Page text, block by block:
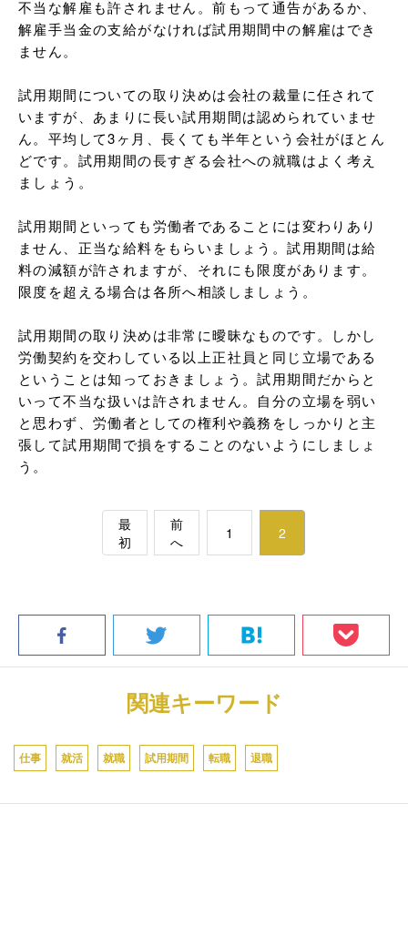
不当な解雇も許されません。前もって通告があるか、
解雇手当金の支給がなければ試用期間中の解雇はでき
ません。
試用期間についての取り決めは会社の裁量に任されて
いますが、あまりに長い試用期間は認められていませ
ん。平均して3ヶ月、長くても半年という会社がほとん
どです。試用期間の長すぎる会社への就職はよく考え
ましょう。
試用期間といっても労働者であることには変わりあり
ません、正当な給料をもらいましょう。試用期間は給
料の減額が許されますが、それにも限度があります。
限度を超える場合は各所へ相談しましょう。
試用期間の取り決めは非常に曖昧なものです。しかし
労働契約を交わしている以上正社員と同じ立場である
ということは知っておきましょう。試用期間だからと
いって不当な扱いは許されません。自分の立場を弱い
と思わず、労働者としての権利や義務をしっかりと主
張して試用期間で損をすることのないようにしましょ
う。
最
初
前
へ
1 2
関連キーワード
仕事 就活 就職 試用期間 転職 退職